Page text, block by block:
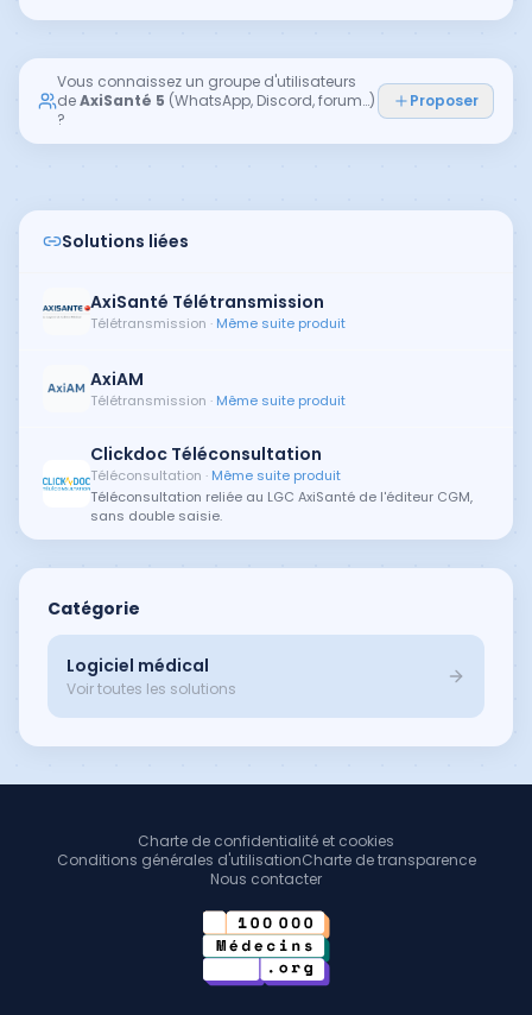
Vous connaissez un groupe d'utilisateurs
deAxiSanté 5 (WhatsApp, Discord, forum…)
?
Proposer
Solutions liées
AxiSanté Télétransmission
Télétransmission · Même suite produit
AxiAM
Télétransmission · Même suite produit
Clickdoc Téléconsultation
Téléconsultation · Même suite produit
Téléconsultation reliée au LGC AxiSanté de l'éditeur CGM,
sans double saisie.
Catégorie
Logiciel médical
Voir toutes les solutions
Charte de confidentialité et cookies
Conditions générales d'utilisationCharte de transparence
Nous contacter